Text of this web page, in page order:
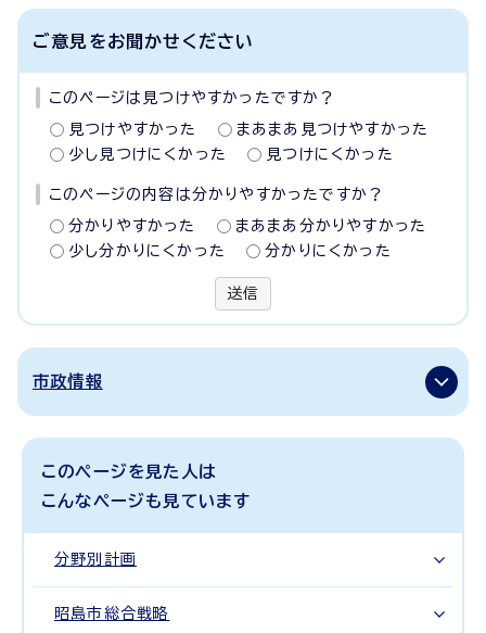
ご意見をお聞かせください
このページは見つけやすかったですか？
見つけやすかった
まあまあ見つけやすかった
少し見つけにくかった
見つけにくかった
このページの内容は分かりやすかったですか？
分かりやすかった
まあまあ分かりやすかった
少し分かりにくかった
分かりにくかった
送信
市政情報
このページを見た人は
こんなページも見ています
分野別計画
昭島市総合戦略